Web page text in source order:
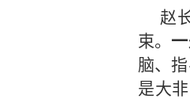
赵
束。
脑、
是大